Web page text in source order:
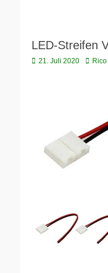
LED-Streifen
Veröffentlicht
21. Juli 2020 Autor
Rico